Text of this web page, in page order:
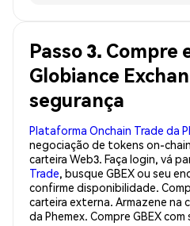
Passo 3. Compre
Globiance
segurança
Plataforma Onchain Trade da
negociação de tokens on-
carteira Web3. Faça login, vá
Trade, busque GBEX ou seu
confirme disponibilidade.
carteira externa. Armazene na
da Phemex. Compre GBEX